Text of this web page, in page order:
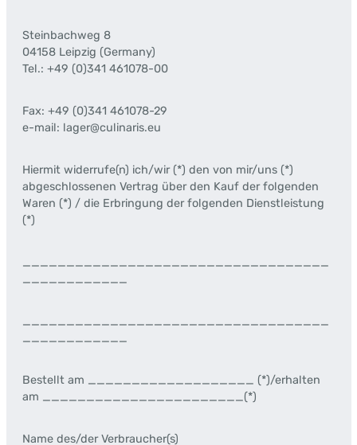
Steinbachweg 8
04158 Leipzig (Germany)
Tel.: +49 (0)341 461078-00
Fax: +49 (0)341 461078-29
e-mail: lager@culinaris.eu
Hiermit widerrufe(n) ich/wir (*) den von mir/uns (*)
abgeschlossenen Vertrag über den Kauf der folgenden
Waren (*) / die Erbringung der folgenden Dienstleistung
(*)
___________________________________
____________
___________________________________
____________
Bestellt am ___________________ (*)/erhalten
am _______________________(*)
Name des/der Verbraucher(s)